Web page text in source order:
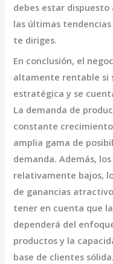
debes estar
las últimas
te diriges.
En conclusión, el
altamente rentable si
estratégica y se
La demanda de
constante
amplia gama de
demanda. Además,
relativamente bajos,
de ganancias
tener en cuenta que
dependerá del
productos y la
base de clientes